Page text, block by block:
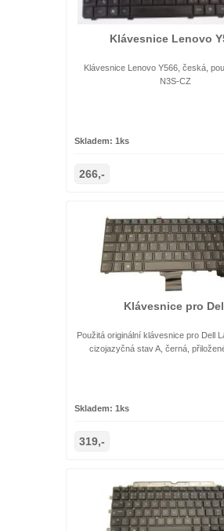
Klávesnice Lenovo
Klávesnice Lenovo Y566, česká,
N3S-CZ
Skladem: 1ks
266,-
Klávesnice pro
Použitá originální klávesnice pro Dell
cizojazyčná stav A, černá,
Skladem: 1ks
319,-